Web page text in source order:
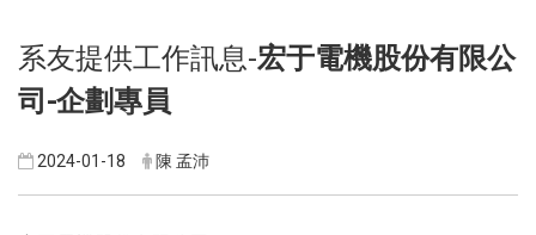
系友提供工作訊息-宏于電機股份有限公
司-企劃專員
2024-01-18 陳 孟沛